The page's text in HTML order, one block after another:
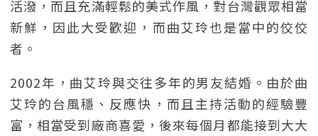
活潑，而且充滿輕鬆的美式作風，對台灣觀眾相當
新鮮，因此大受歡迎，而曲艾玲也是當中的佼佼
者。
2002年，曲艾玲與交往多年的男友結婚。由於曲
艾玲的台風穩、反應快，而且主持活動的經驗豐
富，相當受到廠商喜愛，後來每個月都能接到大大